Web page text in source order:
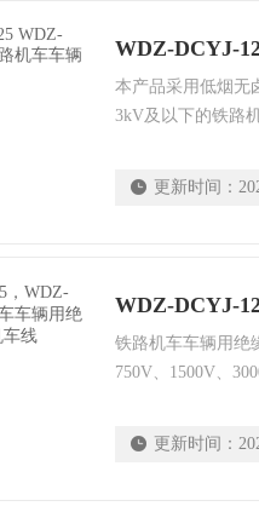
本产品采用低烟无
3kV及以下的铁路
更新时间：
铁路机车车辆用绝
750V、1500V、
WDZ-DCYJ-125，
更新时间：